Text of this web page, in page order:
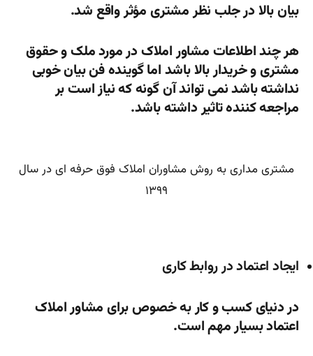
بیان بالا در جلب نظر مشتری مؤثر واقع شد.
هر چند اطلاعات مشاور املاک در مورد ملک و حقوق
مشتری و خریدار بالا باشد اما گوینده فن بیان خوبی
نداشته باشد نمی تواند آن گونه که نیاز است بر
مراجعه کننده تاثیر داشته باشد.
مشتری مداری به روش مشاوران املاک فوق حرفه ای در سال
۱۳۹۹
ایجاد اعتماد در روابط کاری
در دنیای کسب و کار به خصوص برای مشاور املاک
اعتماد بسیار مهم است.